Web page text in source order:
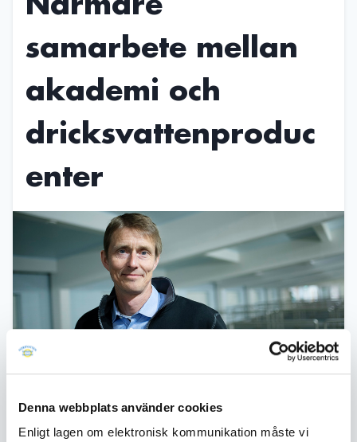
Denna webbplats använder cookies
Enligt lagen om elektronisk kommunikation måste vi
samarbete mellan
akademi och
dricksvattenproduc
enter
Daniel Hellström, chef för kvalitet och
utveckling på Norrvatten, kommer